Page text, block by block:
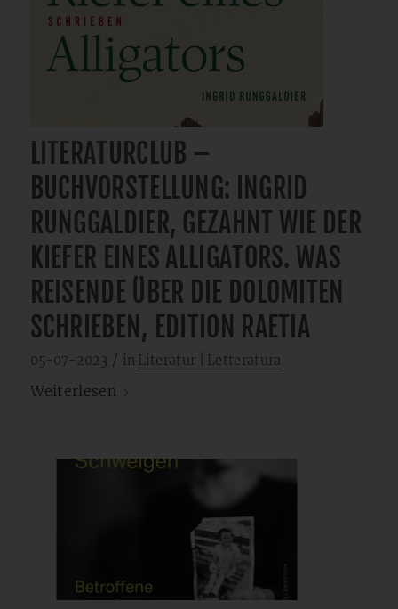
LITERATURCLUB –
BUCHVORSTELLUNG: INGRID
RUNGGALDIER, GEZAHNT WIE DER
KIEFER EINES ALLIGATORS. WAS
REISENDE ÜBER DIE DOLOMITEN
SCHRIEBEN, EDITION RAETIA
05-07-2023 / in Literatur | Letteratura
Weiterlesen